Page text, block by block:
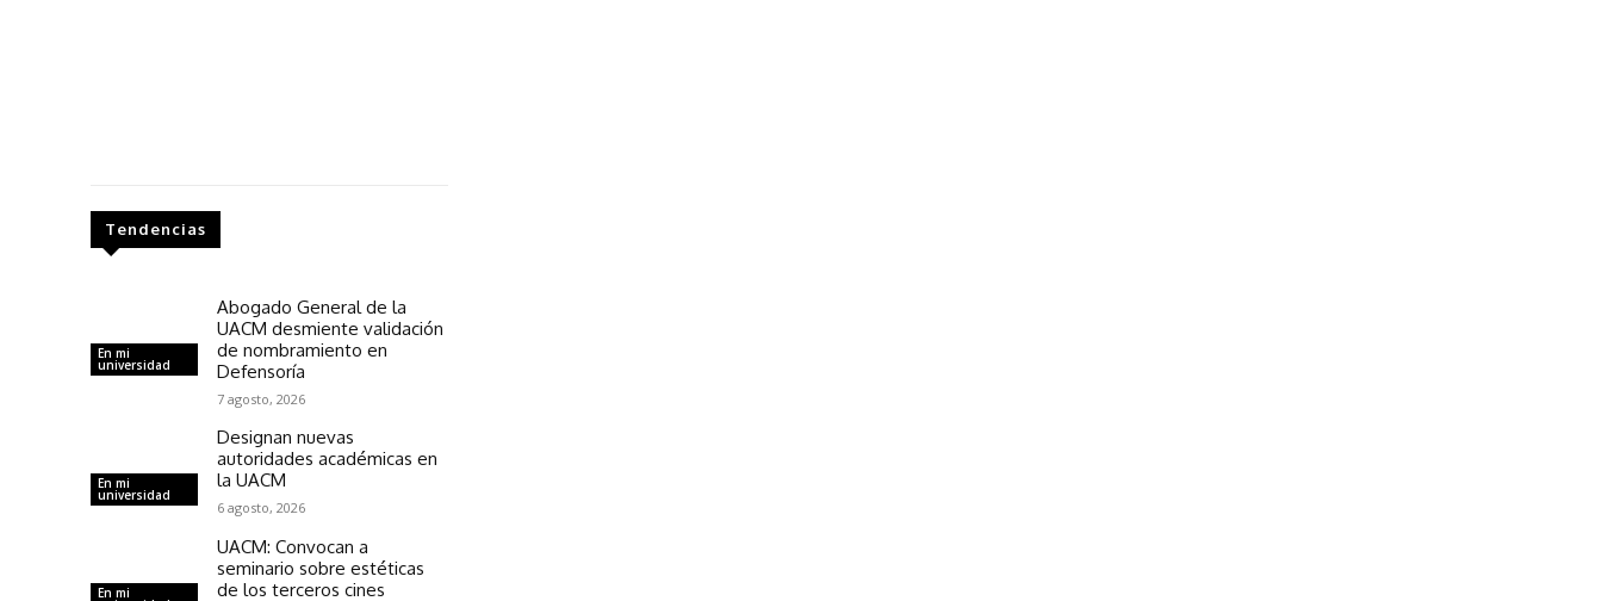
Tendencias
En mi
universidad
Abogado General de la
UACM desmiente validación
de nombramiento en
Defensoría
7 agosto, 2026
En mi
universidad
Designan nuevas
autoridades académicas en
la UACM
6 agosto, 2026
En mi
UACM: Convocan a
seminario sobre estéticas
de los terceros cines